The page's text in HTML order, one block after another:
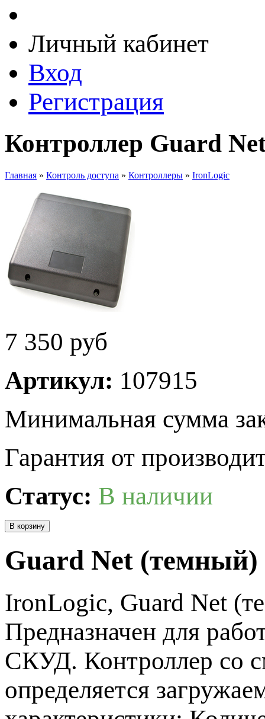
Личный кабинет
Вход
Регистрация
Контроллер Guard
Главная » Контроль доступа » Контроллеры » IronLogic
7 350 руб
Артикул: 107915
Минимальная сумма
Гарантия от
Статус: В наличии
Guard Net
IronLogic, Guard Net
Предназначен для
СКУД. Контроллер со
определяется